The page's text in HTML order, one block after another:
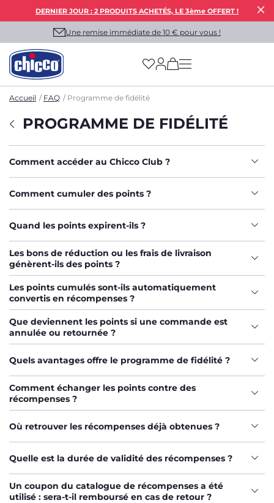
DERNIER JOUR : 2 PRODUITS ACHETÉS, LE 3ème OFFERT !
Une remise immédiate de 10 € pour vous !
(has more options
Accueil FAQ Programme de fidélité
PROGRAMME DE FIDÉLITÉ
Comment accéder au Chicco Club ?
Comment cumuler des points ?
Quand les points expirent-ils ?
Les bons de réduction ou les frais de livraison
génèrent-ils des points ?
Les points cumulés sont-ils automatiquement
convertis en récompenses ?
Que deviennent les points si une commande est
annulée ou retournée ?
Quels avantages offre le programme de fidélité ?
Comment échanger les points contre des
récompenses ?
Où retrouver les récompenses déjà obtenues ?
Quelle est la durée de validité des récompenses ?
Un coupon du catalogue de récompenses a été
utilisé : sera-t-il remboursé en cas de retour ?